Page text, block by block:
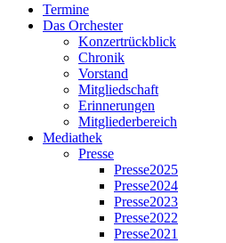
Termine
Das Orchester
Konzertrückblick
Chronik
Vorstand
Mitgliedschaft
Erinnerungen
Mitgliederbereich
Mediathek
Presse
Presse2025
Presse2024
Presse2023
Presse2022
Presse2021